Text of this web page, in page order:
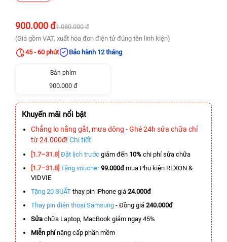
900.000 đ1.080.000 đ
(Giá gồm VAT, xuất hóa đơn điện tử đúng tên linh kiện)
45 - 60 phút
Bảo hành 12 tháng
Bàn phím
900.000 đ
Khuyến mãi nổi bật
Chẳng lo nắng gắt, mưa dông - Ghé 24h sửa chữa chỉ
từ 24.000đ! Chi tiết
[1.7–31.8] Đặt lịch trước giảm đến 10% chi phí sửa chữa
[1.7–31.8] Tặng voucher 99.000đmua Phụ kiện REXON &
VIDVIE
Tặng 20 SUẤT thay pin iPhone giá 24.000đ
Thay pin điện thoại Samsung - Đồng giá 240.000đ
Sửa chữa Laptop, MacBook giảm ngay 45%
Miễn phínâng cấp phần mềm